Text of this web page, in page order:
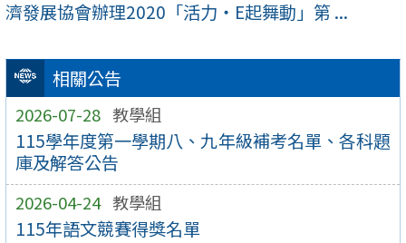
相關公告
2026-07-28 教學組
115學年度第一學期八、九年級補考名單、各科題
庫及解答公告
2026-04-24 教學組
115年語文競賽得獎名單
濟發展協會辦理2020「活力‧E起舞動」第 ...